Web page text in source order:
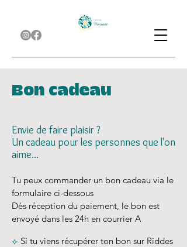
Bon cadeau
Envie de faire plaisir ?
Un cadeau pour les personnes que l'on
aime...
Tu peux commander un bon cadeau via le
formulaire ci-dessous
Dès réception du paiement, le bon est
envoyé dans les 24h en courrier A
⟣ Si tu viens récupérer ton bon sur Riddes